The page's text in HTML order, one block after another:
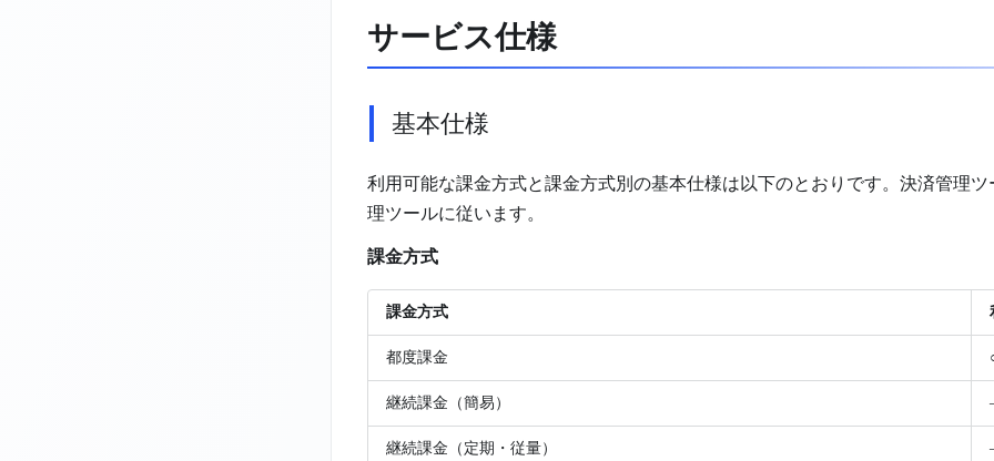
サービス仕様
基本仕様
利用可能な課金方式と課金方式別の基本仕様は以下のとおりです。決済管理
理ツールに従います。
課金方式
課金方式
都度課金
継続課金（簡易）
継続課金（定期・従量）